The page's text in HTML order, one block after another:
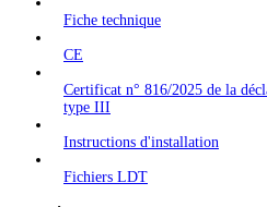
Fiche technique
CE
Certificat n° 816/2025 de la
type III
Instructions d'installation
Fichiers LDT